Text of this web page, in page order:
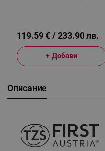
119.59 € / 233.90 лв.
+ Добави
Описание